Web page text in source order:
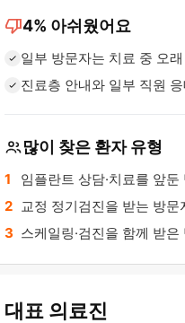
thumb_down4% 아쉬웠어요
일부 방문자는 치료 중 오
진료층 안내와 일부 직원
많이 찾은 환자 유형
임플란트 상담·치료를 앞둔
교정 정기검진을 받는 방문
스케일링·검진을 함께 받은
대표 의료진